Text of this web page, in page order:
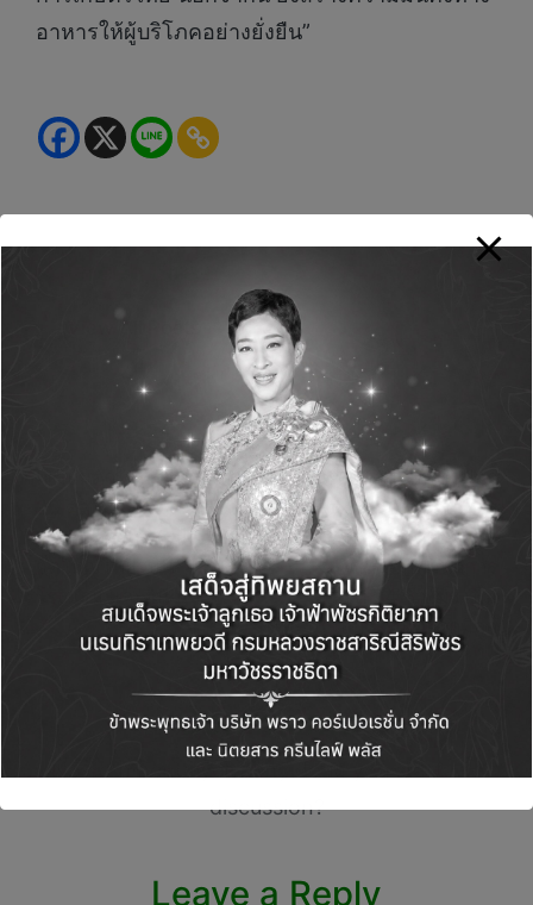
อาหารให้ผู้บริโภคอย่างยั่งยืน”
View All Posts
navigation
PREVIOUS POST
เตรียมตัวให้พร้อม 15 –
20 ตุลานี้ ! AirAsia
MOVE Mega Sale ลด
จัดใหญ่ เที่ยวบิน
ศูนย์นครธน กิฟท์ เฟอร์
ทิลิตี้ โชว์นวัตกรรมการ
เลี้ยงตัวอ่อนด้วยระบบ
AI ติดตามพัฒนาการ
ตลอด 24 ชั่วโมง เพิ่ม
โอกาสคนอยากมีลูก
Comments
discussion?
Leave a Reply